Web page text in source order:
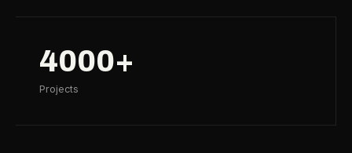
4000+
Projects